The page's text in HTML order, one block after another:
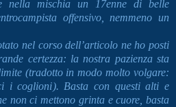
nella mischia un 17enne di belle
offensivo, nemmeno un
nel corso dell’articolo ne ho posti
certezza: la nostra pazienza sta
(tradotto in modo molto volgare:
i coglioni). Basta con questi alti e
non ci mettono grinta e cuore, basta